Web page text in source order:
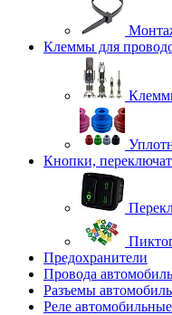
Клеммы для
Кнопки,
Предохранители
Провода
Разъемы
Реле автомобильные